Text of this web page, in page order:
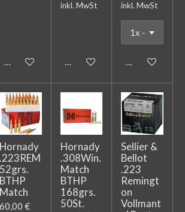
In den Warenkorb
inkl. MwSt
In den Warenkorb
inkl. MwSt
In den
Hornady
.223REM
52grs.
BTHP
Match
60,00 €
Hornady
.308Win.
Match
BTHP
168grs.
50St.
Sellier &
Bellot
.223
Remingt
on
Vollmant